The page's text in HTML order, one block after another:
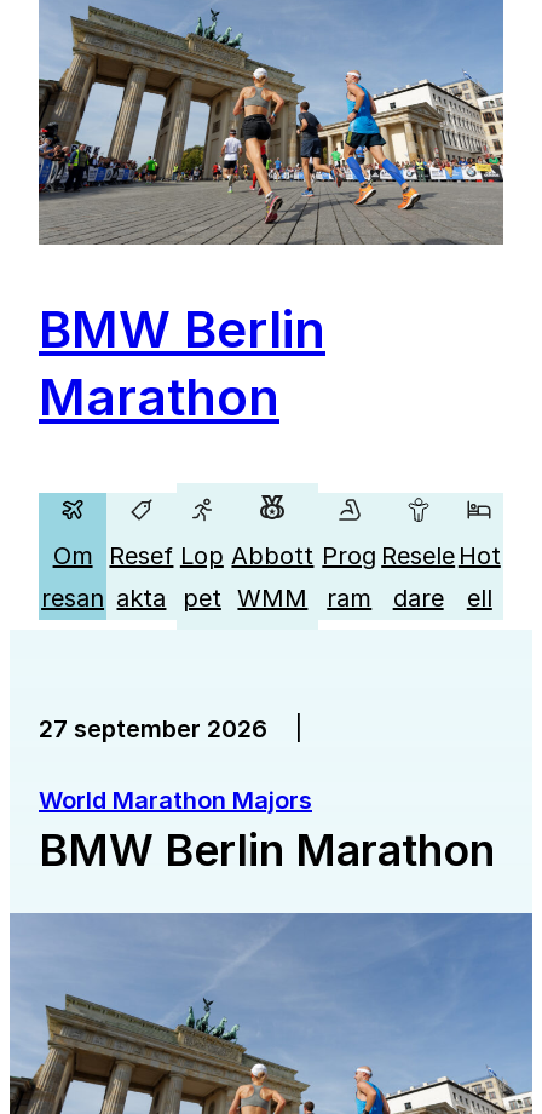
BMW Berlin
Marathon
Om
resan
Resef
akta
Lop
pet
Abbott
WMM
Prog
ram
Resele
dare
Hot
ell
27 september 2026
World Marathon Majors
BMW Berlin Marathon